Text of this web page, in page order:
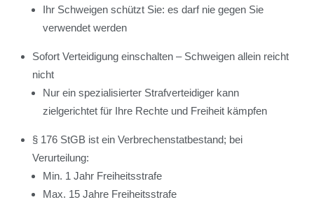
Ihr Schweigen schützt Sie: es darf nie gegen Sie
verwendet werden
Sofort Verteidigung einschalten – Schweigen allein reicht
nicht
Nur ein spezialisierter Strafverteidiger kann
zielgerichtet für Ihre Rechte und Freiheit kämpfen
§ 176 StGB ist ein Verbrechenstatbestand; bei
Verurteilung:
Min. 1 Jahr Freiheitsstrafe
Max. 15 Jahre Freiheitsstrafe